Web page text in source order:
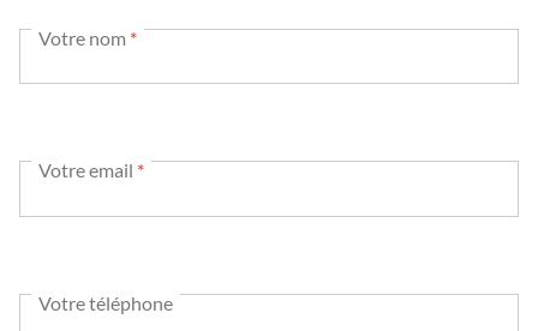
Votre nom *
Votre email *
Votre téléphone